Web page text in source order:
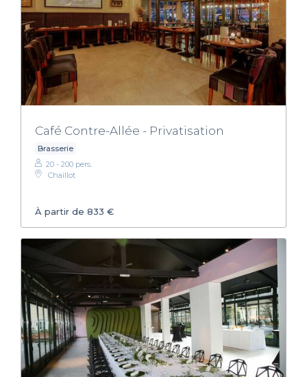
Café Contre-Allée - Privatisation
Brasserie
20 - 200 pers.
Chaillot
À partir de 833 €